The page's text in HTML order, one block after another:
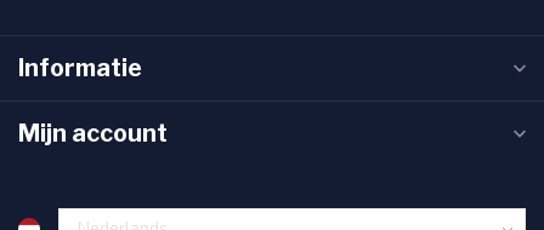
Informatie
Mijn account